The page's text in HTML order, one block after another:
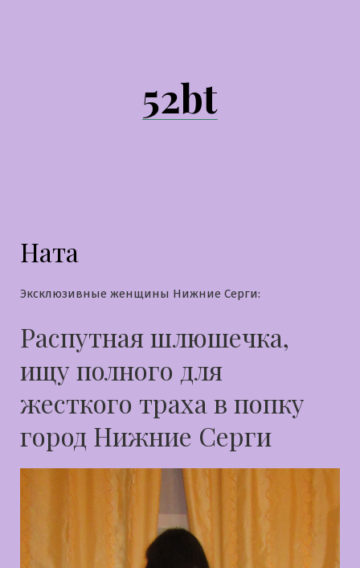
52bt
Ната
Эксклюзивные женщины Нижние Серги:
Распутная шлюшечка,
ищу полного для
жесткого траха в попку
город Нижние Серги